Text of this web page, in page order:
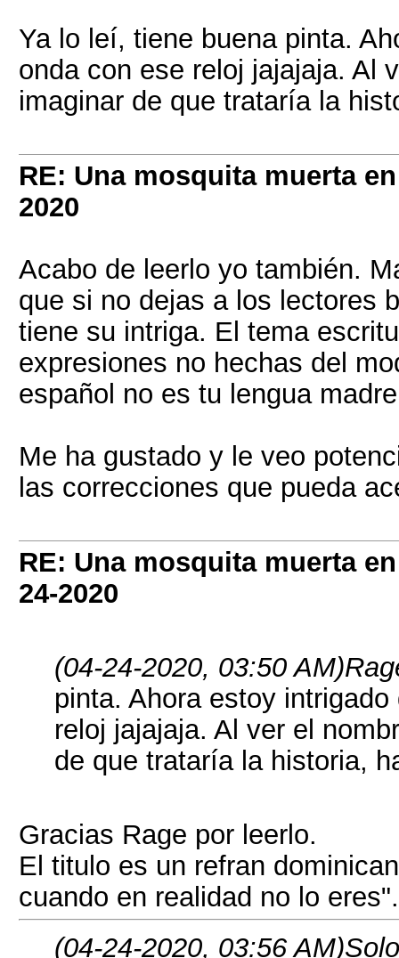
Ya lo leí, tiene buena pinta.
onda con ese reloj jajajaja. Al
imaginar de que trataría la
RE: Una mosquita muerta
2020
Acabo de leerlo yo también.
que si no dejas a los lectores
tiene su intriga. El tema
expresiones no hechas del
español no es tu lengua
Me ha gustado y le veo
las correcciones que pueda
RE: Una mosquita muerta
24-2020
(04-24-2020, 03:50 AM)
pinta. Ahora estoy
reloj jajajaja. Al ver el
de que trataría la historia,
Gracias Rage por leerlo.
El titulo es un refran
cuando en realidad no lo eres".
(04-24-2020, 03:56 AM)